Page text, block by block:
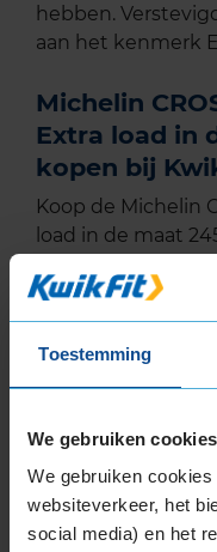
Toestemming
We gebruiken
We gebruiken
websiteverkeer, het
social media) en het
hebben.
aan het kenmerk
Michelin
Extra load in
kopen bij
Koop de Michelin
load in de maat
jouw KwikFit
Michelin
245/60R18 109 V